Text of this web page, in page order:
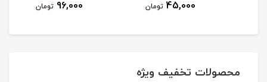
45,000 تومان 96,000 تومان
محصولات تخفیف ویژه